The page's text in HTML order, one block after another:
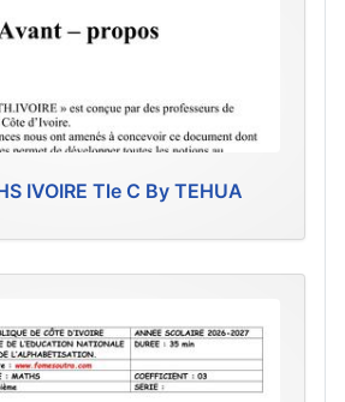
IVOIRE Tle C By TEHUA